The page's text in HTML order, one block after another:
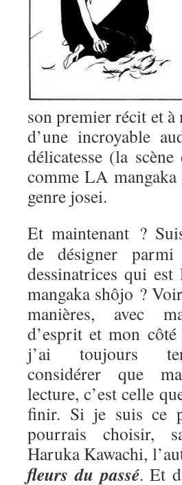
son premier récit et à
d’une incroyable
délicatesse (la
comme LA
genre josei.
Et maintenant ?
de désigner parmi
dessinatrices qui
mangaka shôjo ?
manières, avec
d’esprit et mon
j’ai toujours
considérer que
lecture, c’est celle
finir. Si je suis ce
pourrais choisir,
Haruka Kawachi,
fleurs du passé. Et